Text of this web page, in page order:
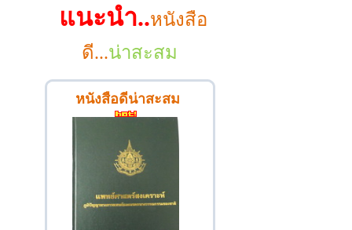
แนะนำ..หนังสือ
ดี...น่าสะสม
หนังสือดีน่าสะสม